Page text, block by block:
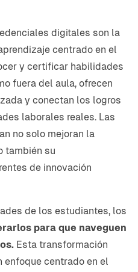
digitales son la
centrado en el
y certificar habilidades
fuera del aula, ofrecen
y conectan los logros
laborales reales. Las
no solo mejoran la
también su
de innovación
de los estudiantes, los
para que naveguen
Esta transformación
enfoque centrado en el